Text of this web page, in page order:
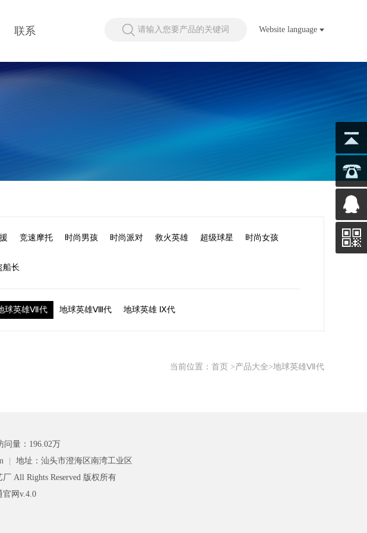
联系 请输入您要产品的关键词 Website language
竞速摩托 时尚男孩 时尚派对 救火英雄 超级球星 时尚女孩
船长
球英雄Ⅶ代 地球英雄Ⅷ代 地球英雄 Ⅸ代
当前位置： 首页 >产品大全>地球英雄Ⅶ代
问量：196.02万
地址：汕头市澄海区南湾工业区
All Rights Reserved 版权所有
官网v.4.0